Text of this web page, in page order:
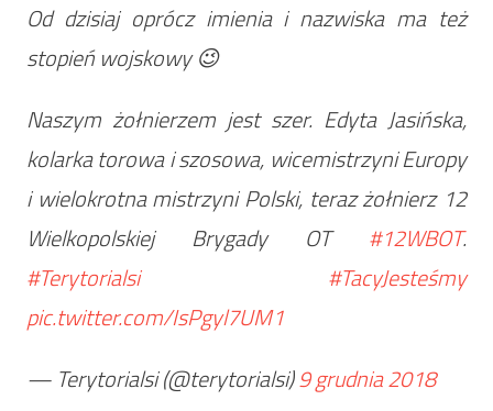
Od dzisiaj oprócz imienia i nazwiska ma też
stopień wojskowy 😉
Naszym żołnierzem jest szer. Edyta Jasińska,
kolarka torowa i szosowa, wicemistrzyni Europy
i wielokrotna mistrzyni Polski, teraz żołnierz 12
Wielkopolskiej Brygady OT #12WBOT.
#Terytorialsi
#TacyJesteśmy
pic.twitter.com/IsPgyl7UM1
— Terytorialsi (@terytorialsi)9 grudnia 2018